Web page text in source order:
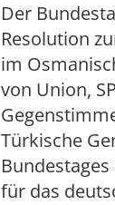
Der
Resolution
im
von Union,
Türkische
für das